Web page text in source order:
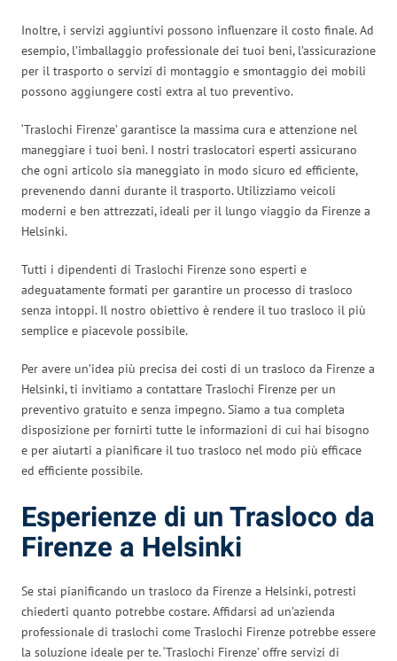
Inoltre, i servizi aggiuntivi possono influenzare il costo finale. Ad
esempio, l’imballaggio professionale dei tuoi beni, l’assicurazione
per il trasporto o servizi di montaggio e smontaggio dei mobili
possono aggiungere costi extra al tuo preventivo.
‘Traslochi Firenze’ garantisce la massima cura e attenzione nel
maneggiare i tuoi beni. I nostri traslocatori esperti assicurano
che ogni articolo sia maneggiato in modo sicuro ed efficiente,
prevenendo danni durante il trasporto. Utilizziamo veicoli
moderni e ben attrezzati, ideali per il lungo viaggio da Firenze a
Helsinki.
Tutti i dipendenti di Traslochi Firenze sono esperti e
adeguatamente formati per garantire un processo di trasloco
senza intoppi. Il nostro obiettivo è rendere il tuo trasloco il più
semplice e piacevole possibile.
Per avere un’idea più precisa dei costi di un trasloco da Firenze a
Helsinki, ti invitiamo a contattare Traslochi Firenze per un
preventivo gratuito e senza impegno. Siamo a tua completa
disposizione per fornirti tutte le informazioni di cui hai bisogno
e per aiutarti a pianificare il tuo trasloco nel modo più efficace
ed efficiente possibile.
Esperienze di un Trasloco da
Firenze a Helsinki
Se stai pianificando un trasloco da Firenze a Helsinki, potresti
chiederti quanto potrebbe costare. Affidarsi ad un’azienda
professionale di traslochi come Traslochi Firenze potrebbe essere
la soluzione ideale per te. ‘Traslochi Firenze’ offre servizi di